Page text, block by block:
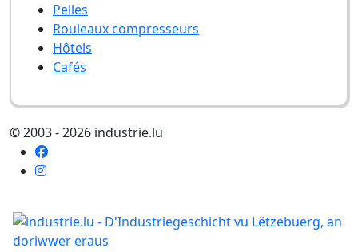
Pelles
Rouleaux compresseurs
Hôtels
Cafés
© 2003 - 2026 industrie.lu